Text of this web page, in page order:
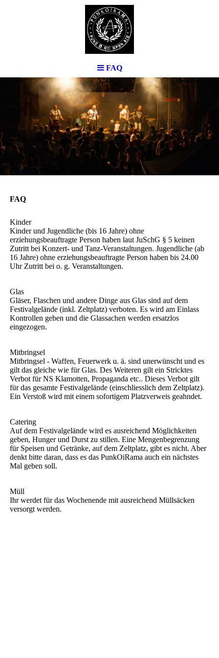
FAQ
FAQ
Kinder
Kinder und Jugendliche (bis 16 Jahre) ohne
erziehungsbeauftragte Person haben laut JuSchG § 5 keinen
Zutritt bei Konzert- und Tanz-Veranstaltungen. Jugendliche (ab
16 Jahre) ohne erziehungsbeauftragte Person haben bis 24.00
Uhr Zutritt bei o. g. Veranstaltungen.
Glas
Gläser, Flaschen und andere Dinge aus Glas sind auf dem
Festivalgelände (inkl. Zeltplatz) verboten. Es wird am Einlass
Kontrollen geben und die Glassachen werden ersatzlos
eingezogen.
Mitbringsel
Mitbringsel - Waffen, Feuerwerk u. ä. sind unerwünscht und es
gilt das gleiche wie für Glas. Des Weiteren gilt ein Stricktes
Verbot für NS Klamotten, Propaganda etc.. Dieses Verbot gilt
für das gesamte Festivalgelände (einschliesslich dem Zeltplatz).
Ein Verstoß wird mit einem sofortigem Platzverweis geahndet.
Catering
Auf dem Festivalgelände wird es ausreichend Möglichkeiten
geben, Hunger und Durst zu stillen. Eine Mengenbegrenzung
für Speisen und Getränke, auf dem Zeltplatz, gibt es nicht. Aber
denkt bitte daran, dass es das PunkOiRama auch ein nächstes
Mal geben soll.
Müll
Ihr werdet für das Wochenende mit ausreichend Müllsäcken
versorgt werden.